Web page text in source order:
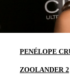
PENÉLOPE
ZOOLANDER 2